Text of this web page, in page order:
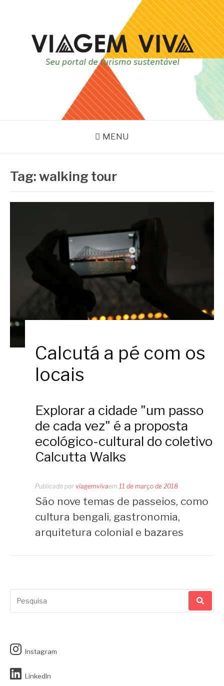
VIAGEM VIVA
Seu portal de turismo sustentável
MENU
Tag:walking tour
Calcutá a pé com os
locais
Explorar a cidade "um passo
de cada vez" é a proposta
ecológico-cultural do coletivo
Calcutta Walks
Publicado por viagemvivaem 11 de março de 2018
São nove temas de passeios, como
cultura bengali, gastronomia,
arquitetura colonial e bazares
por:
Instagram
LinkedIn